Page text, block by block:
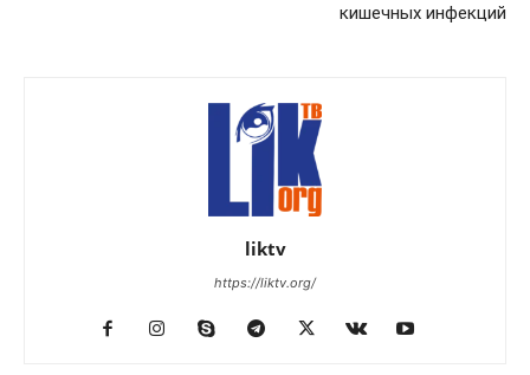
кишечных инфекций
liktv
https://liktv.org/